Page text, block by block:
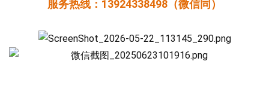
服务热线：13924338498（微信同）